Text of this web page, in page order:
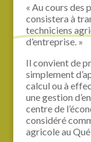
« Au cours des
consistera à
techniciens
d’entreprise. »
Il convient de
simplement
calcul ou à
une gestion
centre de
considéré
agricole au